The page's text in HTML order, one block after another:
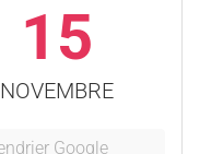
15
NOVEMBRE
Google